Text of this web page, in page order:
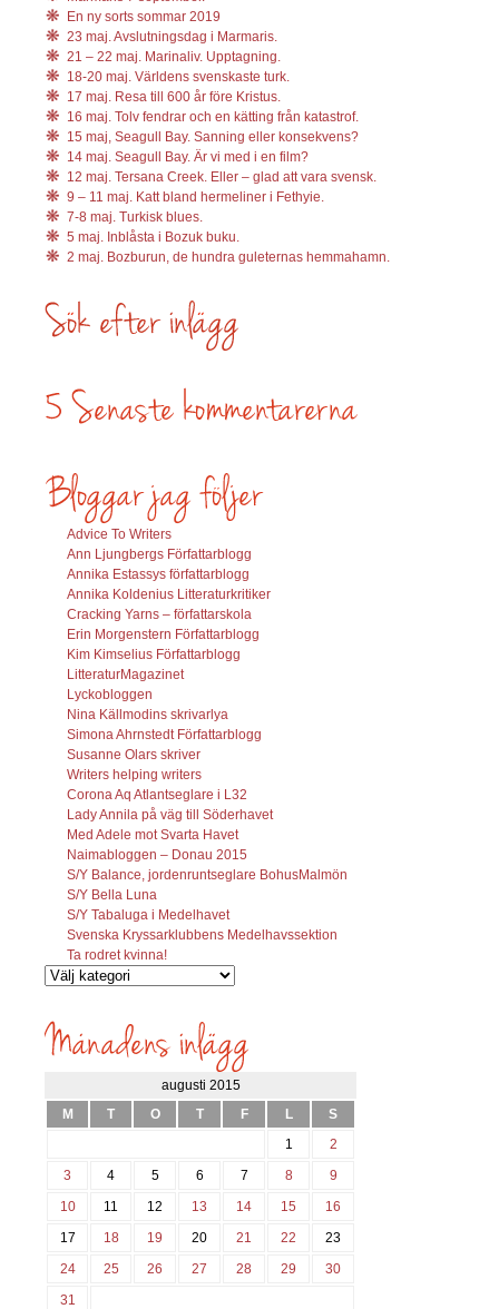
En ny sorts sommar 2019
23 maj. Avslutningsdag i Marmaris.
21 – 22 maj. Marinaliv. Upptagning.
18-20 maj. Världens svenskaste turk.
17 maj. Resa till 600 år före Kristus.
16 maj. Tolv fendrar och en kätting från katastrof.
15 maj, Seagull Bay. Sanning eller konsekvens?
14 maj. Seagull Bay. Är vi med i en film?
12 maj. Tersana Creek. Eller – glad att vara svensk.
9 – 11 maj. Katt bland hermeliner i Fethyie.
7-8 maj. Turkisk blues.
5 maj. Inblåsta i Bozuk buku.
2 maj. Bozburun, de hundra guleternas hemmahamn.
Advice To Writers
Ann Ljungbergs Författarblogg
Annika Estassys författarblogg
Annika Koldenius Litteraturkritiker
Cracking Yarns – författarskola
Erin Morgenstern Författarblogg
Kim Kimselius Författarblogg
LitteraturMagazinet
Lyckobloggen
Nina Källmodins skrivarlya
Simona Ahrnstedt Författarblogg
Susanne Olars skriver
Writers helping writers
Corona Aq Atlantseglare i L32
Lady Annila på väg till Söderhavet
Med Adele mot Svarta Havet
Naimabloggen – Donau 2015
S/Y Balance, jordenruntseglare BohusMalmön
S/Y Bella Luna
S/Y Tabaluga i Medelhavet
Svenska Kryssarklubbens Medelhavssektion
Ta rodret kvinna!
Vilka
söks?
augusti 2015
M
T O T F L
S
1
2
3
4 5 6 7 8
9
10
11 12 13 14 15
16
17
18 19 20 21 22
23
24
25 26 27 28 29
30
31